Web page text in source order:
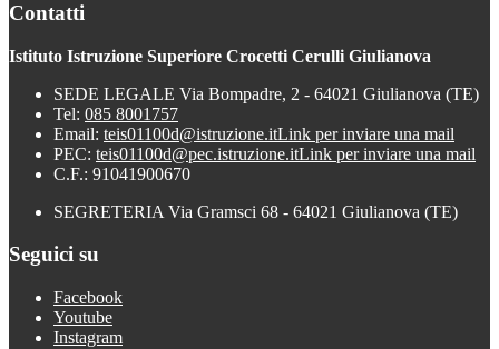
Contatti
Istituto Istruzione Superiore Crocetti Cerulli Giulianova
SEDE LEGALE Via Bompadre, 2 - 64021 Giulianova (TE)
Tel: 085 8001757
Email: teis01100d@istruzione.itLink per inviare una mail
PEC: teis01100d@pec.istruzione.itLink per inviare una mail
C.F.: 91041900670
SEGRETERIA Via Gramsci 68 - 64021 Giulianova (TE)
Seguici su
Facebook
Youtube
Instagram